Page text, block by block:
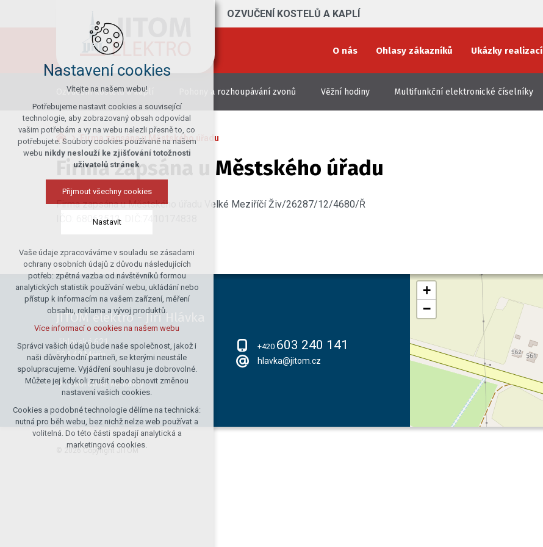
OZVUČENÍ KOSTELŮ A KAPLÍ
O nás Ohlasy zákazníků Ukázky realizací
Ozvučení kostelů a kaplí Pohony a rozhoupávání zvonů Věžní hodiny Multifunkční elektronické číselníky
Firma zapsána u Městského úřadu
Firma zapsána u Městského úřadu
Firma zapsána u Městského úřadu Velké Meziříčí Živ/26287/12/4680/Ř
IČO: 68063512, DIČ:7410174838
JITOM elektro - Jiří Hlávka
+420 603 240 141
hlavka@jitom.cz
Jihlavská 621
594 42 Měřín
podrobné kontakty
+
−
© 2026 Copyright JITOM
Nastavení cookies
Vítejte na našem webu!
Potřebujeme nastavit cookies a související
technologie, aby zobrazovaný obsah odpovídal
vašim potřebám a vy na webu nalezli přesně to, co
potřebujete. Soubory cookies používané na našem
webu nikdy neslouží ke zjišťování totožnosti
uživatelů stránek.
Přijmout všechny cookies
Nastavit
Technická cookies
nutná pro provozování webu
udržení kontextu stránek (session):
případná přihlášení, volby jazyka, apod.
Volitelná cookies
analytická pro anonymizované
vyhodnocení návštěvnosti
marketingová cookies (Google)
Více informací o cookies na našem webu
Přijmout všechny cookies
Odmítnout vše
Vaše údaje zpracováváme v souladu se zásadami
ochrany osobních údajů z důvodu následujících
potřeb: zpětná vazba od návštěvníků formou
analytických statistik používání webu, ukládání nebo
přístup k informacím na vašem zařízení, měření
obsahu, reklama a vývoj produktů.
Více informací o cookies na našem webu
Správci vašich údajů bude naše společnost, jakož i
naši důvěryhodní partneři, se kterými neustále
spolupracujeme. Vyjádření souhlasu je dobrovolné.
Můžete jej kdykoli zrušit nebo obnovit změnou
nastavení vašich cookies.
Cookies a podobné technologie dělíme na technická:
nutná pro běh webu, bez nichž nelze web používat a
volitelná. Do této části spadají analytická a
marketingová cookies.